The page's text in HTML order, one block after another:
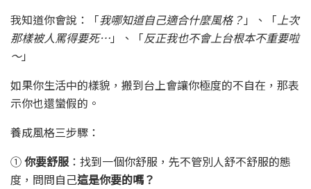
我知道你會說：「我哪知道自己適合什麼風格？ 」、「上次
那樣被人罵得要死…」、「反正我也不會上台根本不重要啦
～」
如果你生活中的樣貌，搬到台上會讓你極度的不自在，那表
示你也還蠻假的。
養成風格三步驟：
①你要舒服：找到一個你舒服，先不管別人舒不舒服的態
度，問問自己這是你要的嗎？